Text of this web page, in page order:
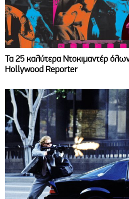
Τα 25 καλύτερα Ντοκιμαντέρ
Hollywood Reporter